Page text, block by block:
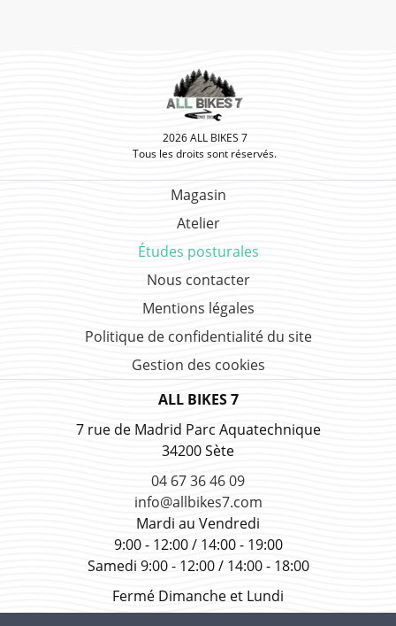
All
Bikes
2026 ALL BIKES 7
Tous les droits sont réservés.
Magasin
Atelier
Études posturales
Nous contacter
Mentions légales
Politique de confidentialité du site
Gestion des cookies
ALL BIKES 7
7 rue de Madrid Parc Aquatechnique
34200 Sète
04 67 36 46 09
info@allbikes7.com
Mardi au Vendredi
9:00 - 12:00 / 14:00 - 19:00
Samedi 9:00 - 12:00 / 14:00 - 18:00
Fermé Dimanche et Lundi